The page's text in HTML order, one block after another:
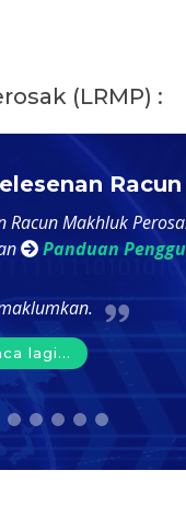
(LRMP) :
Pelesenan
1 Oktober 2024
modul kursus
untuk